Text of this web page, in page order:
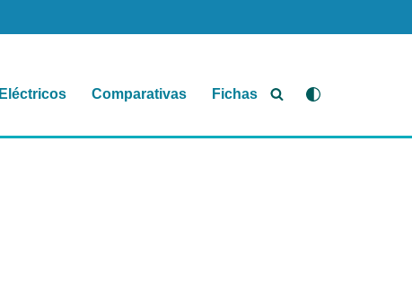
Eléctricos Comparativas Fichas